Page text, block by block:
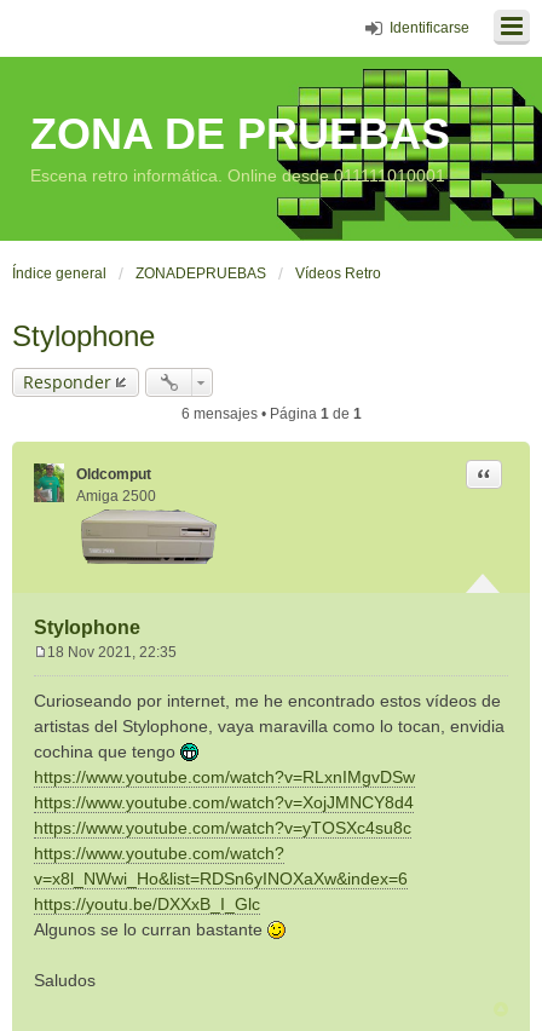
Identificarse
ZONA DE PRUEBAS
Escena retro informática. Online desde 011111010001
Índice general ZONADEPRUEBAS Vídeos Retro
Stylophone
Responder
6 mensajes • Página 1de 1
Oldcomput
Amiga 2500
Stylophone
Citar
n
s
a
j
e
18 Nov 2021, 22:35
Curioseando por internet, me he encontrado estos vídeos de
artistas del Stylophone, vaya maravilla como lo tocan, envidia
cochina que tengo
https://www.youtube.com/watch?v=RLxnIMgvDSw
https://www.youtube.com/watch?v=XojJMNCY8d4
https://www.youtube.com/watch?v=yTOSXc4su8c
https://www.youtube.com/watch?
v=x8l_NWwi_Ho&list=RDSn6yINOXaXw&index=6
https://youtu.be/DXXxB_I_Glc
Algunos se lo curran bastante
Saludos